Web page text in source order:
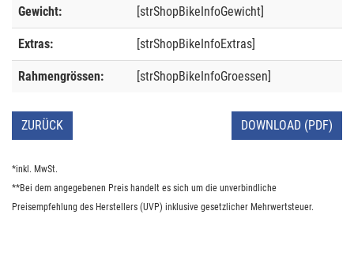
Gewicht: [strShopBikeInfoGewicht]
Extras: [strShopBikeInfoExtras]
Rahmengrössen: [strShopBikeInfoGroessen]
ZURÜCK DOWNLOAD (PDF)
*inkl. MwSt.
**Bei dem angegebenen Preis handelt es sich um die unverbindliche
Preisempfehlung des Herstellers (UVP) inklusive gesetzlicher Mehrwertsteuer.